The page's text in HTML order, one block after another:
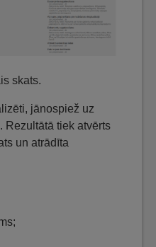
skats.
jānospiež uz
Rezultātā tiek atvērts
un atrādīta